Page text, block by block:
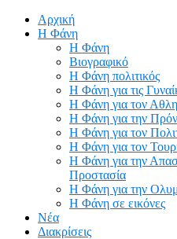
Αρχική
Η Φάνη
Η Φάνη
Βιογραφικό
Η Φάνη πολιτικός
Η Φάνη για τις
Η Φάνη για τον
Η Φάνη για την
Η Φάνη για τον
Η Φάνη για τον
Η Φάνη για την
Προστασία
Η Φάνη για την
Η Φάνη σε εικόνες
Νέα
Διακρίσεις